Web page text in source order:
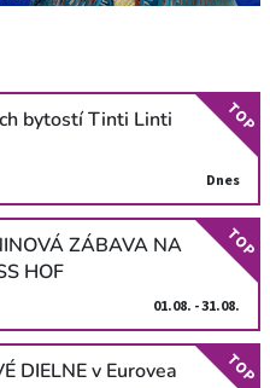
bytostí Tinti Linti
Dnes
TOP
ZÁBAVA NA
HOF
01.08. - 31.08.
TOP
DIELNE v Eurovea TOP